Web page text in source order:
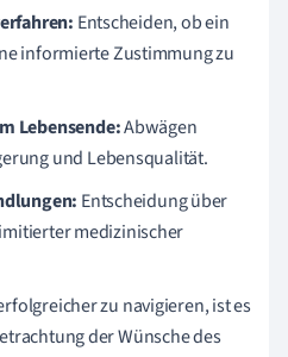
Entscheiden, ob ein
informierte Zustimmung zu
Lebensende:Abwägen
und Lebensqualität.
Entscheidung über
medizinischer
zu navigieren, ist es
der Wünsche des